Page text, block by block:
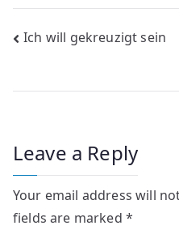
Post
Ich will gekreuzigt sein
Leave a Reply
Your email address will
fields are marked *